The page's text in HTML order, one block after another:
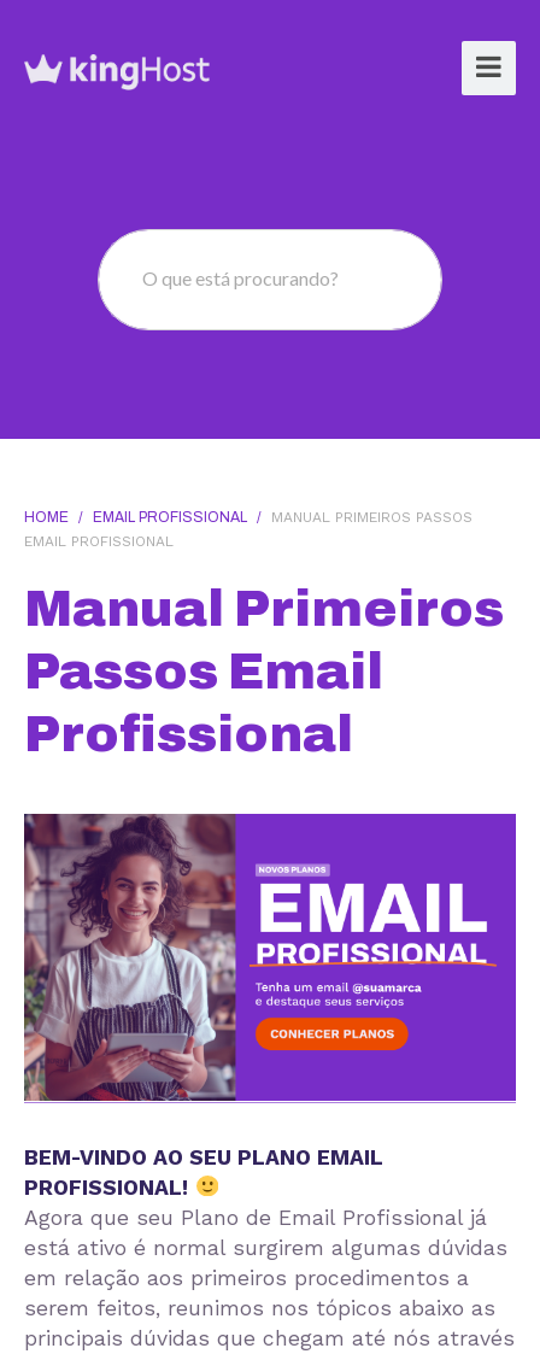
O que está procurando?
HOME / EMAIL PROFISSIONAL /
MANUAL PRIMEIROS PASSOS
EMAIL PROFISSIONAL
Manual Primeiros
Passos Email
Profissional
BEM-VINDO AO SEU PLANO EMAIL
PROFISSIONAL!
Agora que seu Plano de Email Profissional já
está ativo é normal surgirem algumas dúvidas
em relação aos primeiros procedimentos a
serem feitos, reunimos nos tópicos abaixo as
principais dúvidas que chegam até nós através